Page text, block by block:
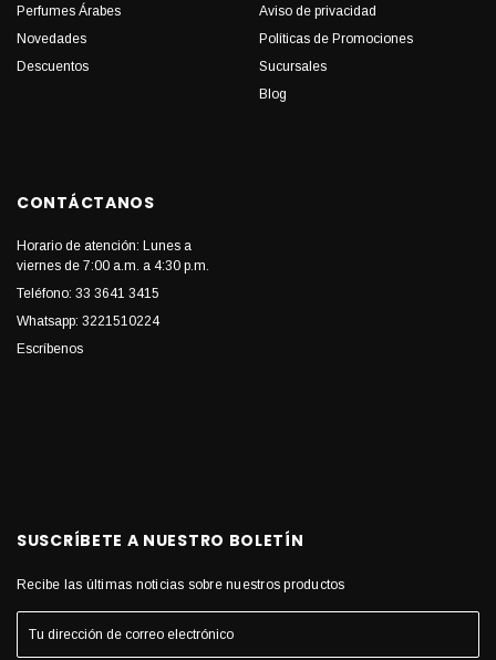
Perfumes Árabes
Novedades
Descuentos
Aviso de privacidad
Políticas de Promociones
Sucursales
Blog
CONTÁCTANOS
Horario de atención: Lunes a
viernes de 7:00 a.m. a 4:30 p.m.
Teléfono: 33 3641 3415
Whatsapp: 3221510224
Escríbenos
SUSCRÍBETE A NUESTRO BOLETÍN
Recibe las últimas noticias sobre nuestros productos